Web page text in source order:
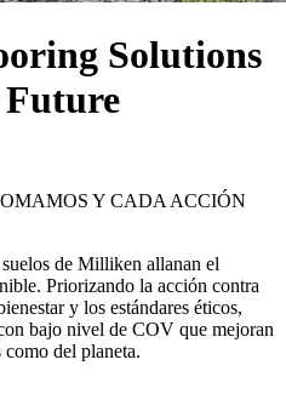
Solutions
Y CADA ACCIÓN
de Milliken allanan el
Priorizando la acción contra
y los estándares éticos,
bajo nivel de COV que mejoran
como del planeta.